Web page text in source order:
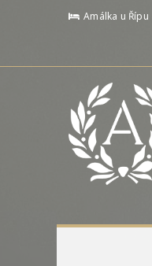
Amálka u Řípu